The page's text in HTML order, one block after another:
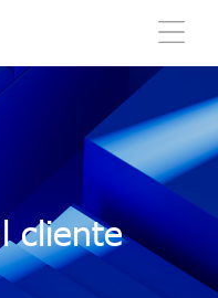
cliente